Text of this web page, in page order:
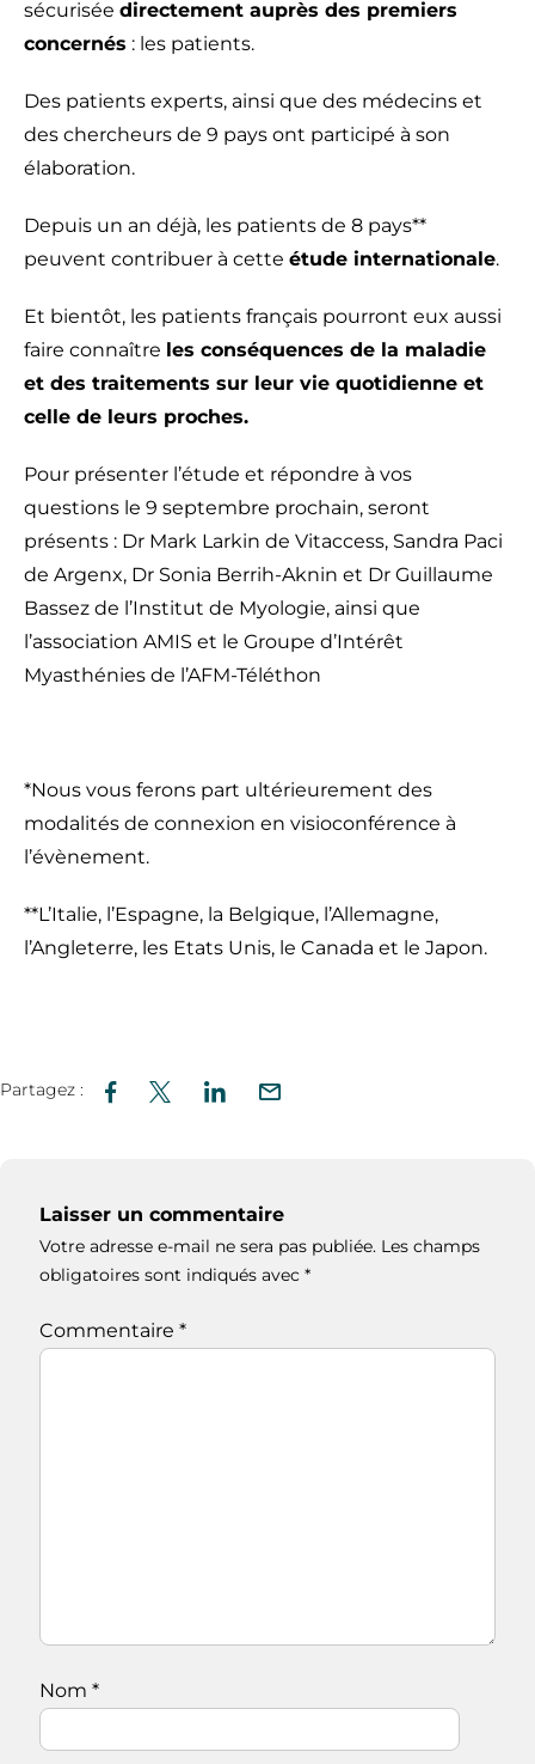
sécurisée directement auprès des premiers
concernés : les patients.
Des patients experts, ainsi que des médecins et
des chercheurs de 9 pays ont participé à son
élaboration.
Depuis un an déjà, les patients de 8 pays**
peuvent contribuer à cette étude internationale.
Et bientôt, les patients français pourront eux aussi
faire connaître les conséquences de la maladie
et des traitements sur leur vie quotidienne et
celle de leurs proches.
Pour présenter l’étude et répondre à vos
questions le 9 septembre prochain, seront
présents : Dr Mark Larkin de Vitaccess, Sandra Paci
de Argenx, Dr Sonia Berrih-Aknin et Dr Guillaume
Bassez de l’Institut de Myologie, ainsi que
l’association AMIS et le Groupe d’Intérêt
Myasthénies de l’AFM-Téléthon
*Nous vous ferons part ultérieurement des
modalités de connexion en visioconférence à
l’évènement.
**L’Italie, l’Espagne, la Belgique, l’Allemagne,
l’Angleterre, les Etats Unis, le Canada et le Japon.
Partagez :
Laisser un commentaire
Votre adresse e-mail ne sera pas publiée. Les champs
obligatoires sont indiqués avec *
Commentaire *
Nom *